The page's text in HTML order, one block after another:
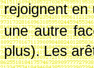
rejoignent en
une autre
plus). Les